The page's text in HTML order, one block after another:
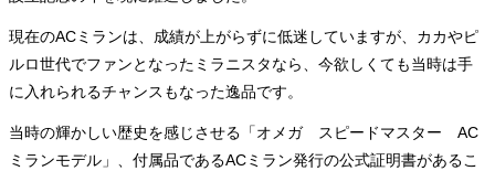
現在のACミランは、成績が上がらずに低迷していますが、カカやピ
ルロ世代でファンとなったミラニスタなら、今欲しくても当時は手
に入れられるチャンスもなった逸品です。
当時の輝かしい歴史を感じさせる「オメガ スピードマスター AC
ミランモデル」、付属品であるACミラン発行の公式証明書があるこ